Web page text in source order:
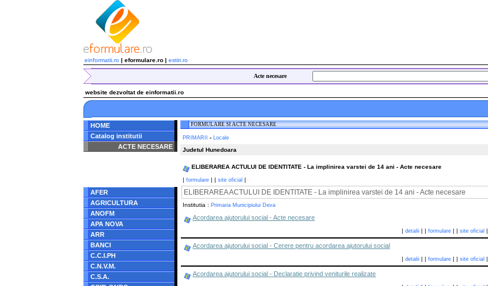
einformatii.ro | eformulare.ro | estiri.ro
Acte necesare
website dezvoltat de einformatii.ro
HOME
Catalog institutii
ACTE NECESARE
/home/eformulare.ro/public_html/navigare/stanga.php
AFER
AGRICULTURA
ANOFM
APA NOVA
ARR
BANCI
C.C.I.PH
C.N.V.M.
C.S.A.
FORMULARE SI ACTE NECESARE
PRIMARII - Locale
Judetul Hunedoara
ELIBERAREA ACTULUI DE IDENTITATE - La implinirea varstei de 14 ani - Acte necesare
| formulare | | site oficial |
ELIBERAREA ACTULUI DE IDENTITATE - La implinirea varstei de 14 ani - Acte necesare
Institutia : Primaria Municipiului Deva
Acordarea ajutorului social - Acte necesare
| detalii| | formulare| | site oficial|
Acordarea ajutorului social - Cerere pentru acordarea ajutorului social
| detalii| | formulare| | site oficial|
Acordarea ajutorului social - Declaratie privind veniturile realizate